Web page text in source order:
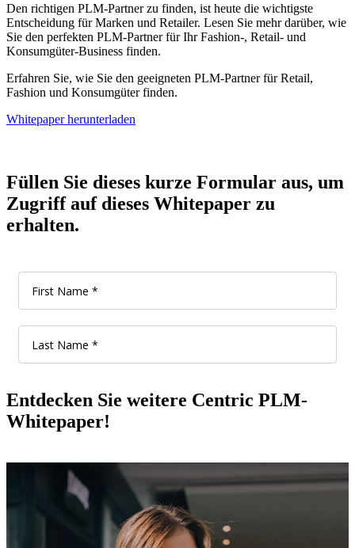
Den richtigen PLM-Partner zu finden, ist heute die wichtigste
Entscheidung für Marken und Retailer. Lesen Sie mehr darüber, wie
Sie den perfekten PLM-Partner für Ihr Fashion-, Retail- und
Konsumgüter-Business finden.
Erfahren Sie, wie Sie den geeigneten PLM-Partner für Retail,
Fashion und Konsumgüter finden.
Whitepaper herunterladen
Füllen Sie dieses kurze Formular aus, um
Zugriff auf dieses Whitepaper zu
erhalten.
Entdecken Sie weitere Centric PLM-
Whitepaper!